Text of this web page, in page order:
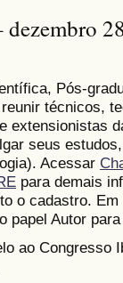
Pós-
técnicos,
extensionistas
seus
Acessar
para demais
o cadastro.
papel Autor
ao Congresso